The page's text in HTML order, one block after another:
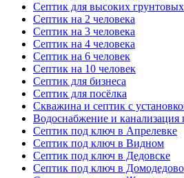
Септик для высоких
Септик на 2 человека
Септик на 3 человека
Септик на 4 человека
Септик на 6 человек
Септик на 10 человек
Септик для бизнеса
Септик для посёлка
Скважина и септик с
Водоснабжение и канализация
Септик под ключ в Апрелевке
Септик под ключ в Видном
Септик под ключ в Дедовске
Септик под ключ в Домодедово